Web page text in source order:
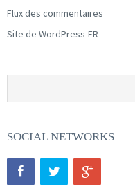
Flux des commentaires
Site de WordPress-FR
SOCIAL NETWORKS